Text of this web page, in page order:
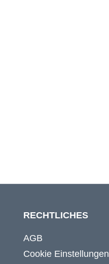
RECHTLICHES
AGB
Cookie Einstellungen